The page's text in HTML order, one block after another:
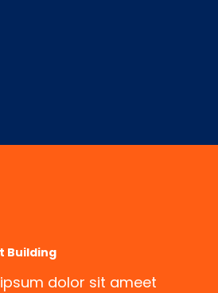
Building
dolor sit ameet